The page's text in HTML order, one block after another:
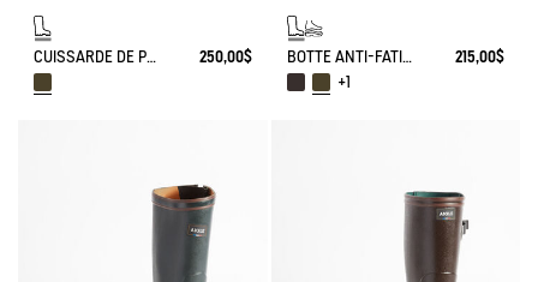
CUISSARDE DE PÊCHE TRUITE 250,00$ BOTTE ANTI-FATIGUE PARCOURS 2.0
215,00$
+1